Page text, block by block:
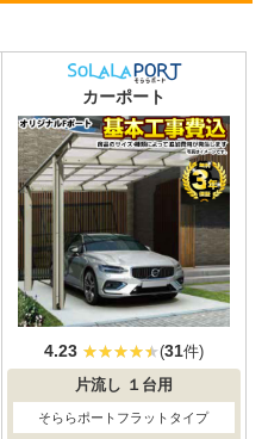
カーポート
4.23 (31件)
片流し １台用
そららポートフラットタイプ